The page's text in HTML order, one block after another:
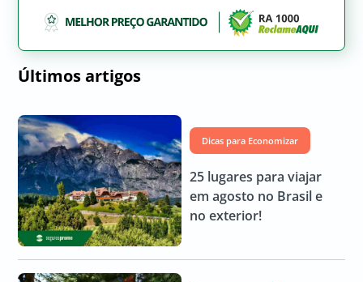
Últimos artigos
Dicas para Economizar
25 lugares para viajar
em agosto no Brasil e
no exterior!